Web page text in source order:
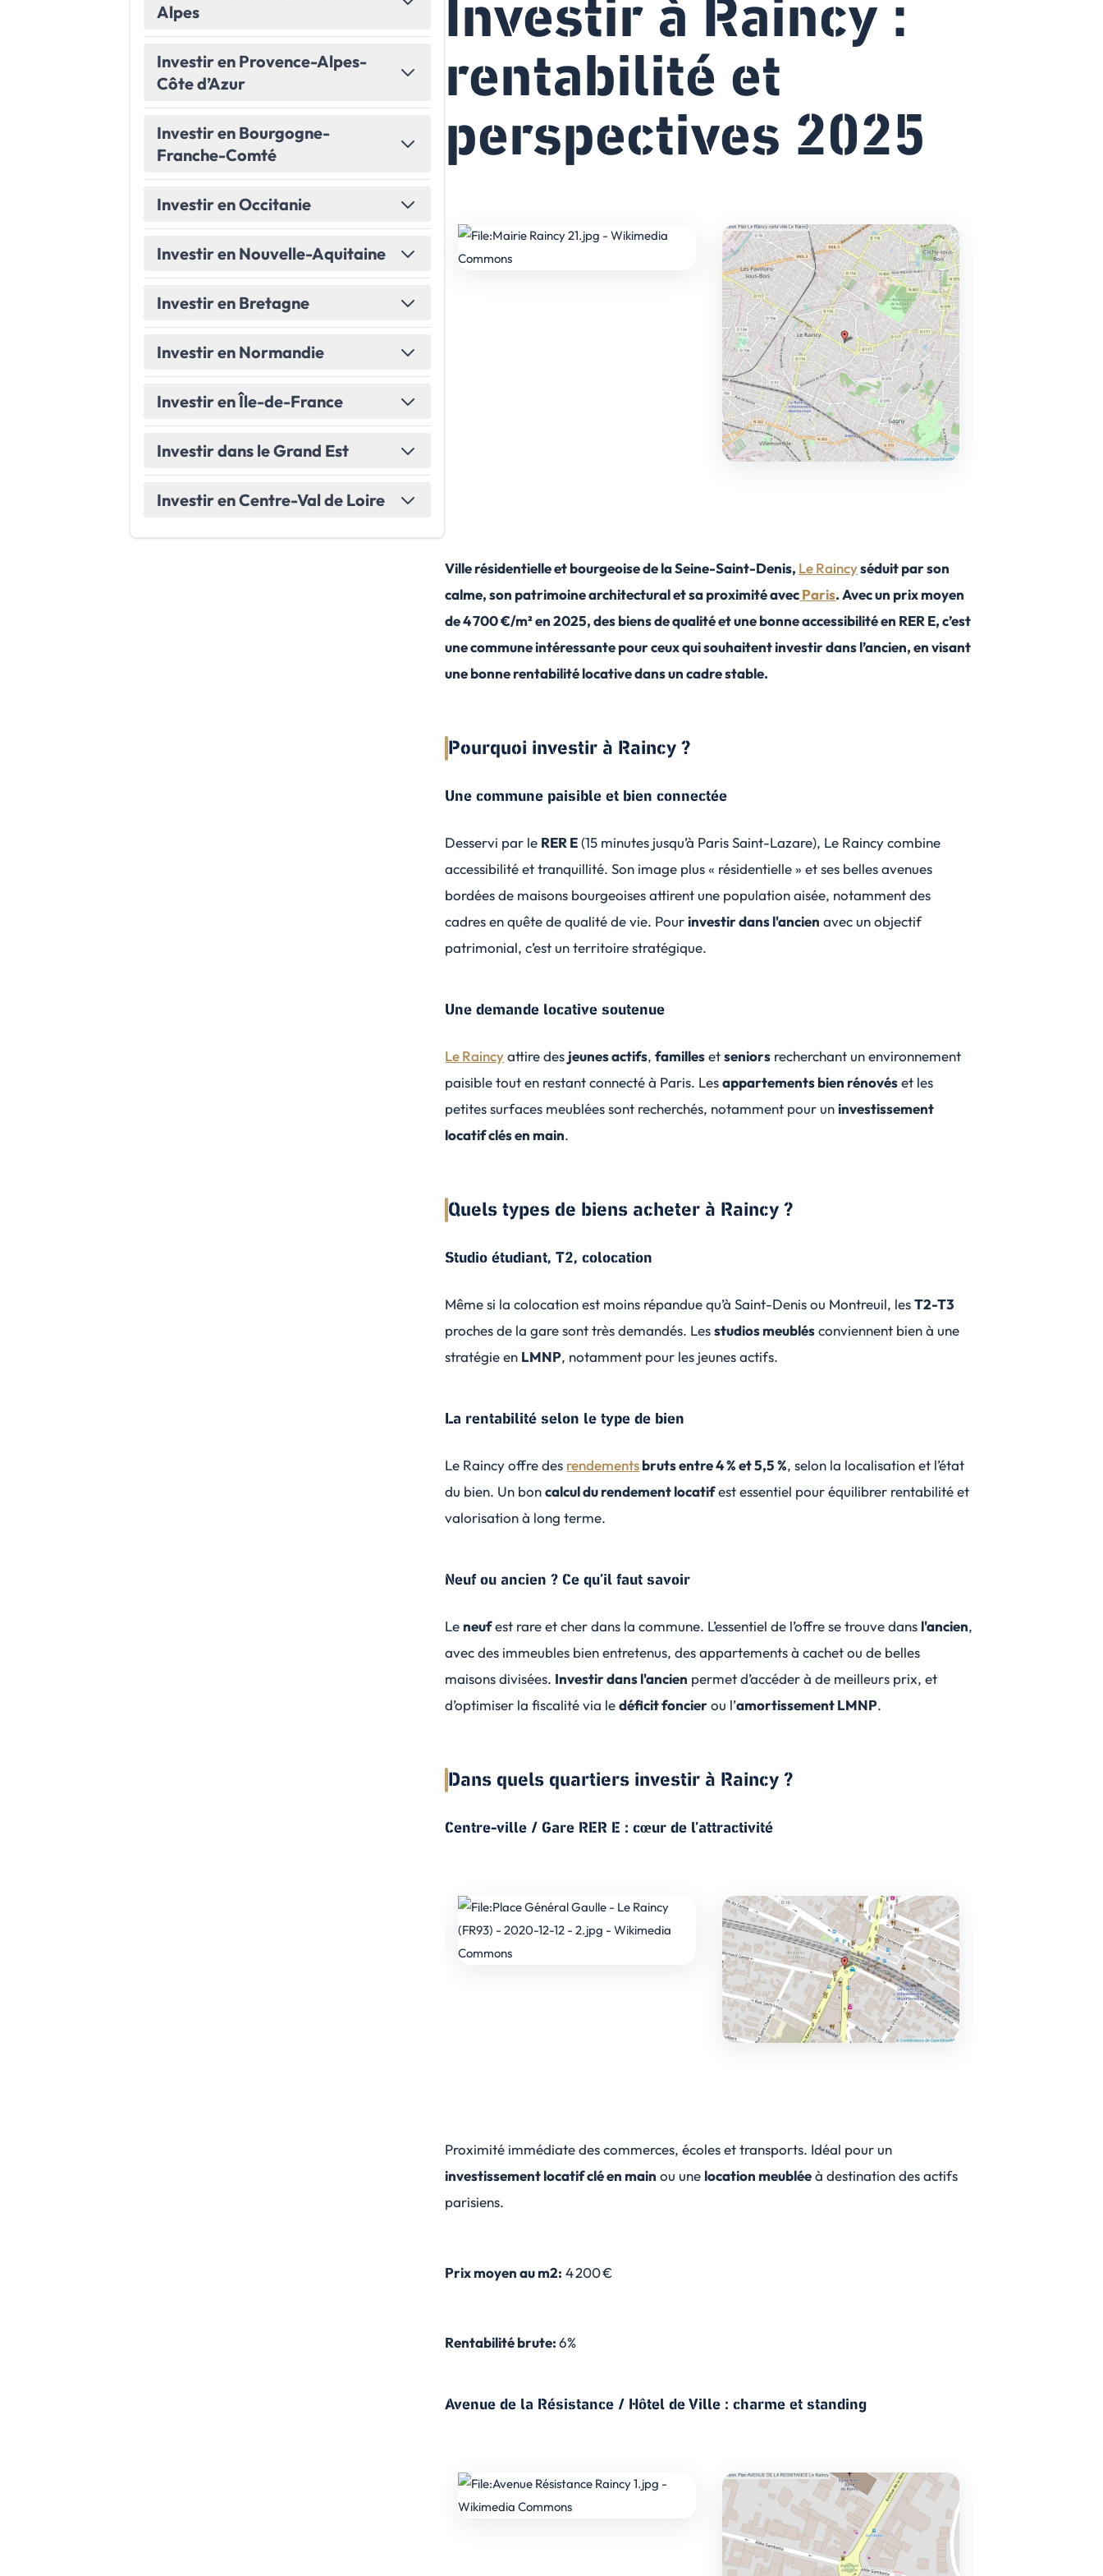
Toutes les villes→
États-Unis
Amérique du Nord
Toutes les destinations
Alpes
Investir en Provence-Alpes-
Côte d’Azur
Investir en Bourgogne-
Franche-Comté
Investir en Occitanie
Investir en Nouvelle-Aquitaine
Investir en Bretagne
Investir en Normandie
Investir en Île-de-France
Investir dans le Grand Est
Investir en Centre-Val de Loire
Investir à Raincy :
rentabilité et
perspectives 2025
Ville résidentielle et bourgeoise de la Seine-Saint-Denis, Le Raincyséduit par son
calme, son patrimoine architectural et sa proximité avecParis. Avec un prix moyen
de 4 700 €/m² en 2025, des biens de qualité et une bonne accessibilité en RER E, c’est
une commune intéressante pour ceux qui souhaitent investir dans l’ancien, en visant
une bonne rentabilité locative dans un cadre stable.
Pourquoi investir à Raincy ?
Une commune paisible et bien connectée
Desservi par le RER E(15 minutes jusqu’à Paris Saint-Lazare), Le Raincy combine
accessibilité et tranquillité. Son image plus « résidentielle » et ses belles avenues
bordées de maisons bourgeoises attirent une population aisée, notamment des
cadres en quête de qualité de vie. Pourinvestir dans l'ancien avec un objectif
patrimonial, c’est un territoire stratégique.
Une demande locative soutenue
Le Raincyattire des jeunes actifs,famillesetseniors recherchant un environnement
paisible tout en restant connecté à Paris. Lesappartements bien rénovéset les
petites surfaces meublées sont recherchés, notamment pour uninvestissement
locatif clés en main.
Quels types de biens acheter à Raincy ?
Studio étudiant, T2, colocation
Même si la colocation est moins répandue qu’à Saint-Denis ou Montreuil, lesT2-T3
proches de la gare sont très demandés. Lesstudios meublésconviennent bien à une
stratégie en LMNP, notamment pour les jeunes actifs.
La rentabilité selon le type de bien
Le Raincy offre des rendementsbruts entre 4 % et 5,5 %, selon la localisation et l’état
du bien. Un boncalcul du rendement locatifest essentiel pour équilibrer rentabilité et
valorisation à long terme.
Neuf ou ancien ? Ce qu’il faut savoir
Le neufest rare et cher dans la commune. L’essentiel de l’offre se trouve dans l'ancien,
avec des immeubles bien entretenus, des appartements à cachet ou de belles
maisons divisées. Investir dans l'ancien permet d’accéder à de meilleurs prix, et
d’optimiser la fiscalité via ledéficit foncierou l’amortissement LMNP.
Dans quels quartiers investir à Raincy ?
Centre-ville / Gare RER E : cœur de l’attractivité
Proximité immédiate des commerces, écoles et transports. Idéal pour un
investissement locatif clé en main ou une location meubléeà destination des actifs
parisiens.
Prix moyen au m2: 4 200 €
Rentabilité brute:6%
Avenue de la Résistance / Hôtel de Ville : charme et standing